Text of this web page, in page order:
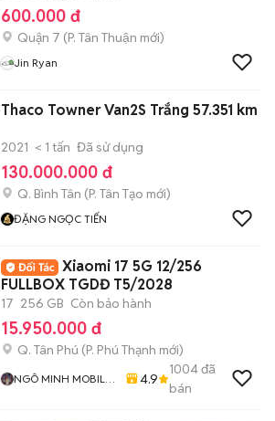
600.000 đ
Quận 7 (P. Tân Thuận mới)
Jin Ryan
Thaco Towner Van2S Trắng 57.351 km
2021 < 1 tấn Đã sử dụng
130.000.000 đ
Q. Bình Tân (P. Tân Tạo mới)
ĐẶNG NGỌC TIẾN
Xiaomi 17 5G 12/256
FULLBOX TGDĐ T5/2028
17 256 GB Còn bảo hành
15.950.000 đ
Q. Tân Phú (P. Phú Thạnh mới)
NGÔ MINH MOBILE
4.9
1004đã
bán